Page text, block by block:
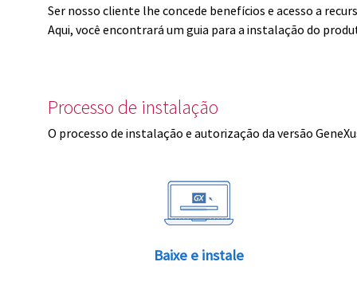
Ser nosso cliente lhe concede benefícios e acesso a
Aqui, você encontrará um guia para a instalação do
Processo de instalação
O processo de instalação e autorização da versão
Baixe e instale